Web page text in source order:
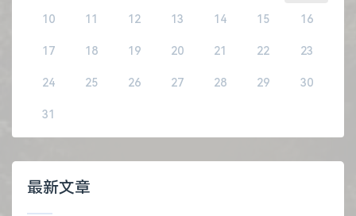
10 11 12 13 14 15 16
17 18 19 20 21 22 23
24 25 26 27 28 29 30
31
最新文章